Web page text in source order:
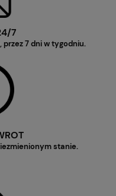
7
przez 7 dni w tygodniu.
stanie.